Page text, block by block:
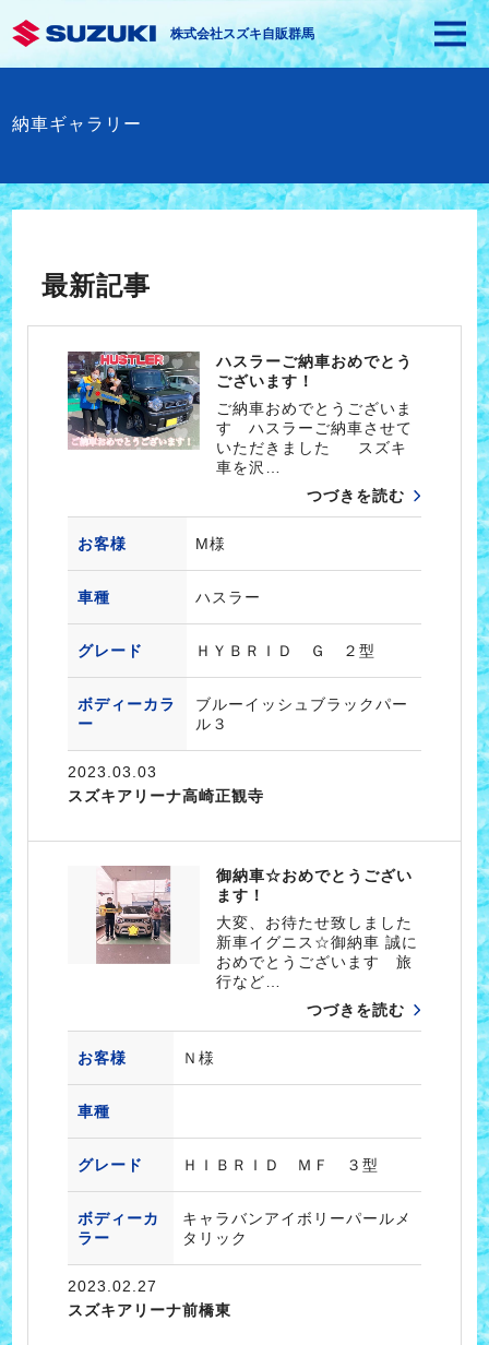
株式会社スズキ自販群馬
納車ギャラリー
最新記事
ハスラーご納車おめでとう
ございます！
ご納車おめでとうございま
す ハスラーご納車させて
いただきました スズキ
車を沢…
つづきを読む
お客様 M様
車種 ハスラー
グレード ＨＹＢＲＩＤ Ｇ ２型
ボディーカラ
ー
ブルーイッシュブラックパー
ル３
2023.03.03
スズキアリーナ高崎正観寺
御納車☆おめでとうござい
ます！
大変、お待たせ致しました
新車イグニス☆御納車 誠に
おめでとうございます 旅
行など…
つづきを読む
お客様 Ｎ様
車種
グレード ＨＩＢＲＩＤ ＭＦ ３型
ボディーカ
ラー
キャラバンアイボリーパールメ
タリック
2023.02.27
スズキアリーナ前橋東